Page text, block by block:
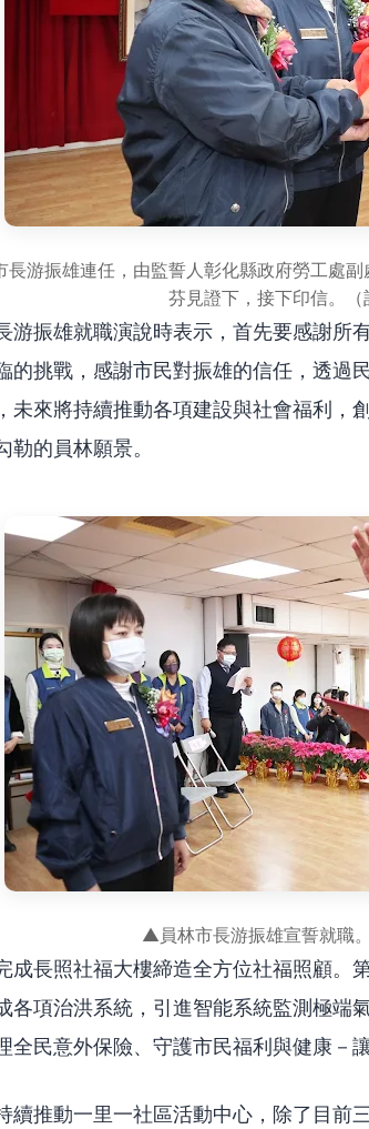
游振雄連任，由監誓人彰化縣政府勞工處
芬見證下，接下印信。（
游振雄就職演說時表示，首先要感謝所
的挑戰，感謝市民對振雄的信任，透過
未來將持續推動各項建設與社會福利，
勒的員林願景。
▲員林市長游振雄宣誓就職
成長照社福大樓締造全方位社福照顧。
各項治洪系統，引進智能系統監測極端
全民意外保險、守護市民福利與健康－
續推動一里一社區活動中心，除了目前